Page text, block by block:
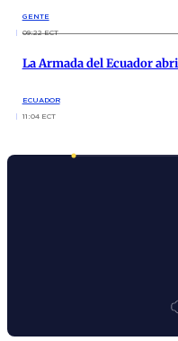
GENTE
09:22 ECT
La Armada del Ecuador
ECUADOR
11:04 ECT